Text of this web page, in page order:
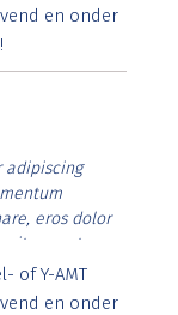
posuere.
en onder
adipiscing
eros dolor
vitae erat.
lorem
posuere.
of Y-AMT
en onder